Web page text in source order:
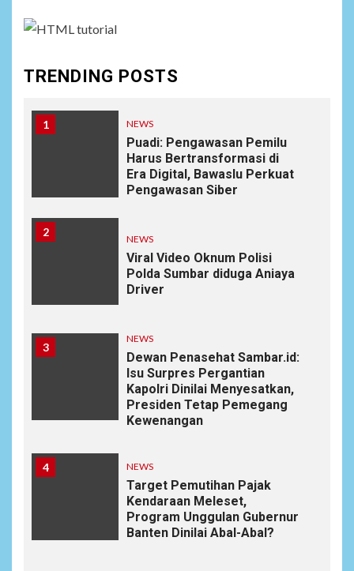
TRENDING POSTS
1 NEWS
Puadi: Pengawasan Pemilu
Harus Bertransformasi di
Era Digital, Bawaslu Perkuat
Pengawasan Siber
2
NEWS
Viral Video Oknum Polisi
Polda Sumbar diduga Aniaya
Driver
3
NEWS
Dewan Penasehat Sambar.id:
Isu Surpres Pergantian
Kapolri Dinilai Menyesatkan,
Presiden Tetap Pemegang
Kewenangan
4 NEWS
Target Pemutihan Pajak
Kendaraan Meleset,
Program Unggulan Gubernur
Banten Dinilai Abal-Abal?